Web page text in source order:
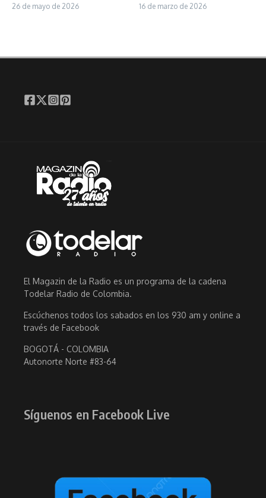
26 de mayo de 2026 16 de marzo de 2026
El Magazin de la Radio es un programa de la cadena
Todelar Radio de Colombia.
Escúchenos todos los sabados en los 930 am y online a
través de Facebook
BOGOTÁ - COLOMBIA
Autonorte Norte #83-64
Síguenos en Facebook Live